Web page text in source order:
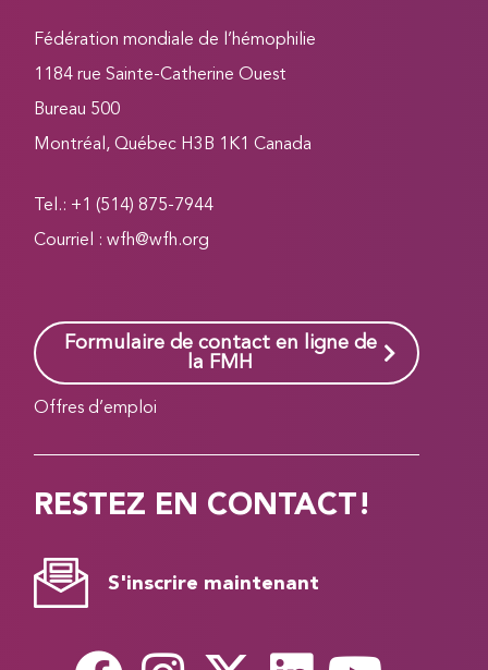
Fédération mondiale de l’hémophilie
1184 rue Sainte-Catherine Ouest
Bureau 500
Montréal, Québec H3B 1K1 Canada
Tel.: +1 (514) 875-7944
Courriel :wfh@wfh.org
Formulaire de contact en ligne de
la FMH
Offres d’emploi
RESTEZ EN CONTACT!
S'inscrire maintenant